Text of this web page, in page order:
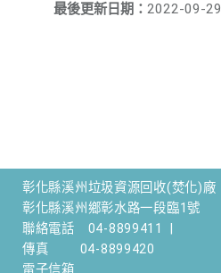
最後更新日期： 2022-09-29
彰化縣溪州垃圾資源回收(焚化)廠
彰化縣溪州鄉彰水路一段臨1號
聯絡電話
04-8899411
傳真
04-8899420
電子信箱